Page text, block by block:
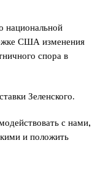
национальной
США изменения
спора в
Зеленского.
с нами,
и положить